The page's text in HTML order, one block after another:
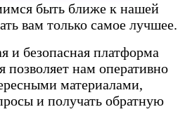
быть ближе к нашей
вам только самое лучшее.
безопасная платформа
позволяет нам оперативно
материалами,
и получать обратную